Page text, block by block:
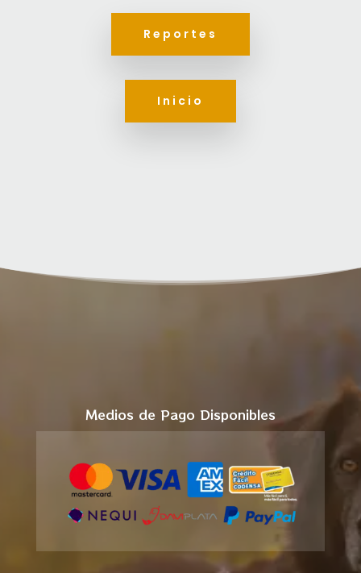
Reportes
Inicio
Medios de Pago Disponibles